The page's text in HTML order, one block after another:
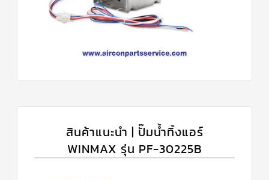
สินค้าแนะนำ | ปั๊มน้ำทิ้งแอร์
WINMAX รุ่น PF-30225B